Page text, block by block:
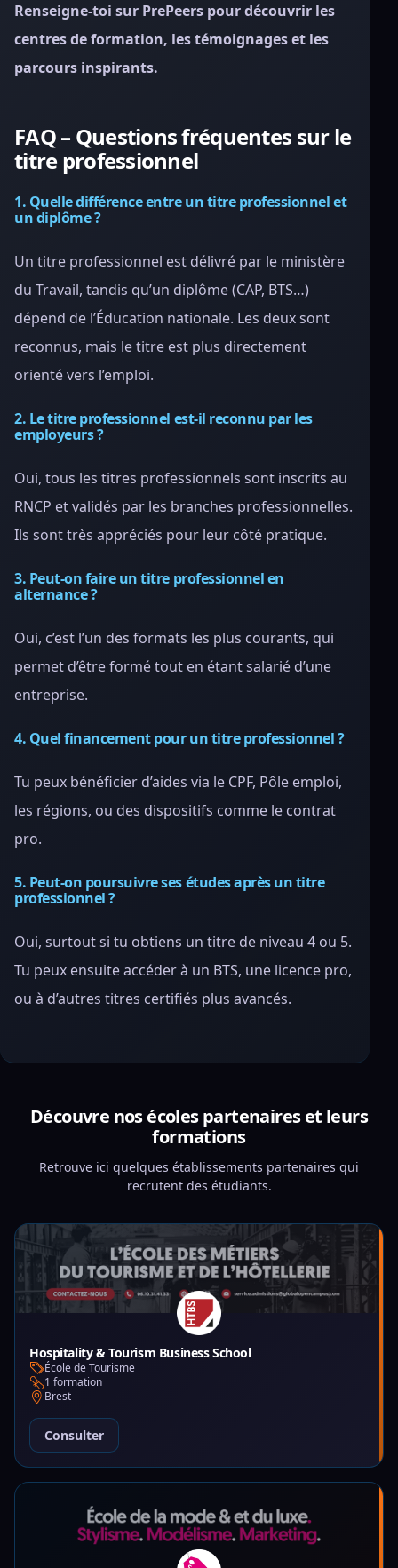
Renseigne-toi sur PrePeers pour découvrir les
centres de formation, les témoignages et les
parcours inspirants.
FAQ – Questions fréquentes sur le
titre professionnel
1. Quelle différence entre un titre professionnel et
un diplôme ?
Un titre professionnel est délivré par le ministère
du Travail, tandis qu’un diplôme (CAP, BTS…)
dépend de l’Éducation nationale. Les deux sont
reconnus, mais le titre est plus directement
orienté vers l’emploi.
2. Le titre professionnel est-il reconnu par les
employeurs ?
Oui, tous les titres professionnels sont inscrits au
RNCP et validés par les branches professionnelles.
Ils sont très appréciés pour leur côté pratique.
3. Peut-on faire un titre professionnel en
alternance ?
Oui, c’est l’un des formats les plus courants, qui
permet d’être formé tout en étant salarié d’une
entreprise.
4. Quel financement pour un titre professionnel ?
Tu peux bénéficier d’aides via le CPF, Pôle emploi,
les régions, ou des dispositifs comme le contrat
pro.
5. Peut-on poursuivre ses études après un titre
professionnel ?
Oui, surtout si tu obtiens un titre de niveau 4 ou 5.
Tu peux ensuite accéder à un BTS, une licence pro,
ou à d’autres titres certifiés plus avancés.
Découvre nos écoles partenaires et leurs
formations
Retrouve ici quelques établissements partenaires qui
recrutent des étudiants.
Hospitality & Tourism Business School
École de Tourisme
1 formation
Brest
Consulter